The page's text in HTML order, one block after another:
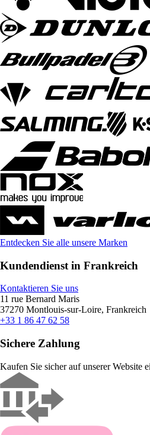
Entdecken Sie alle unsere Marken
Kundendienst in Frankreich
Kontaktieren Sie uns
11 rue Bernard Maris
37270 Montlouis-sur-Loire, Frankreich
+33 1 86 47 62 58
Sichere Zahlung
Kaufen Sie sicher auf unserer Website